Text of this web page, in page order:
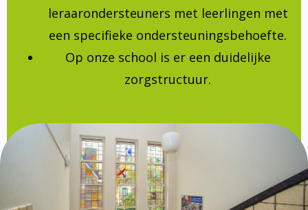
leraarondersteuners met leerlingen met
een specifieke ondersteuningsbehoefte.
Op onze school is er een duidelijke
zorgstructuur.